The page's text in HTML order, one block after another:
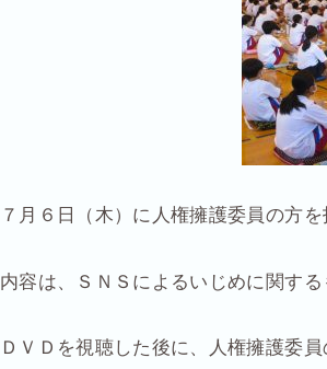
７月６日（木）に人権擁護委員の方
内容は、ＳＮＳによるいじめに関す
ＤＶＤを視聴した後に、人権擁護委